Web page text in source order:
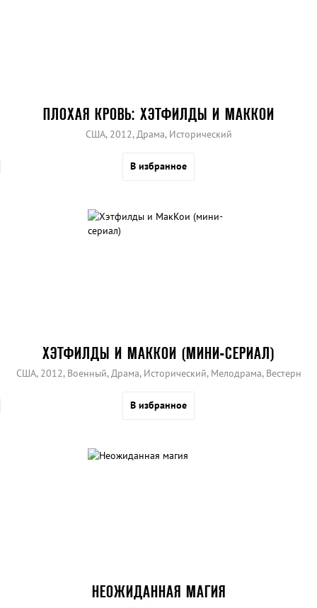
ПЛОХАЯ КРОВЬ: ХЭТФИЛДЫ И МАККОИ
США, 2012, Драма, Исторический
В избранное
ХЭТФИЛДЫ И МАККОИ (МИНИ-СЕРИАЛ)
США, 2012, Военный, Драма, Исторический, Мелодрама, Вестерн
В избранное
НЕОЖИДАННАЯ МАГИЯ